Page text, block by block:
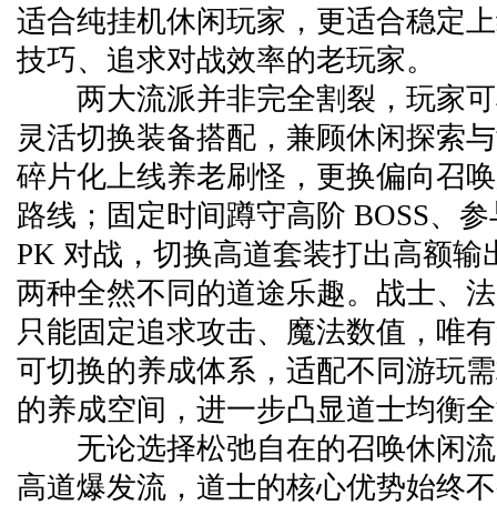
适合纯挂机休闲玩家，更适合稳定
技巧、追求对战效率的老玩家。
两大流派并非完全割裂，玩家可
灵活切换装备搭配，兼顾休闲探索
碎片化上线养老刷怪，更换偏向召
路线；固定时间蹲守高阶 BOSS、
PK 对战，切换高道套装打出高额输
两种全然不同的道途乐趣。战士、
只能固定追求攻击、魔法数值，唯
可切换的养成体系，适配不同游玩
的养成空间，进一步凸显道士均衡
无论选择松弛自在的召唤休闲流
高道爆发流，道士的核心优势始终